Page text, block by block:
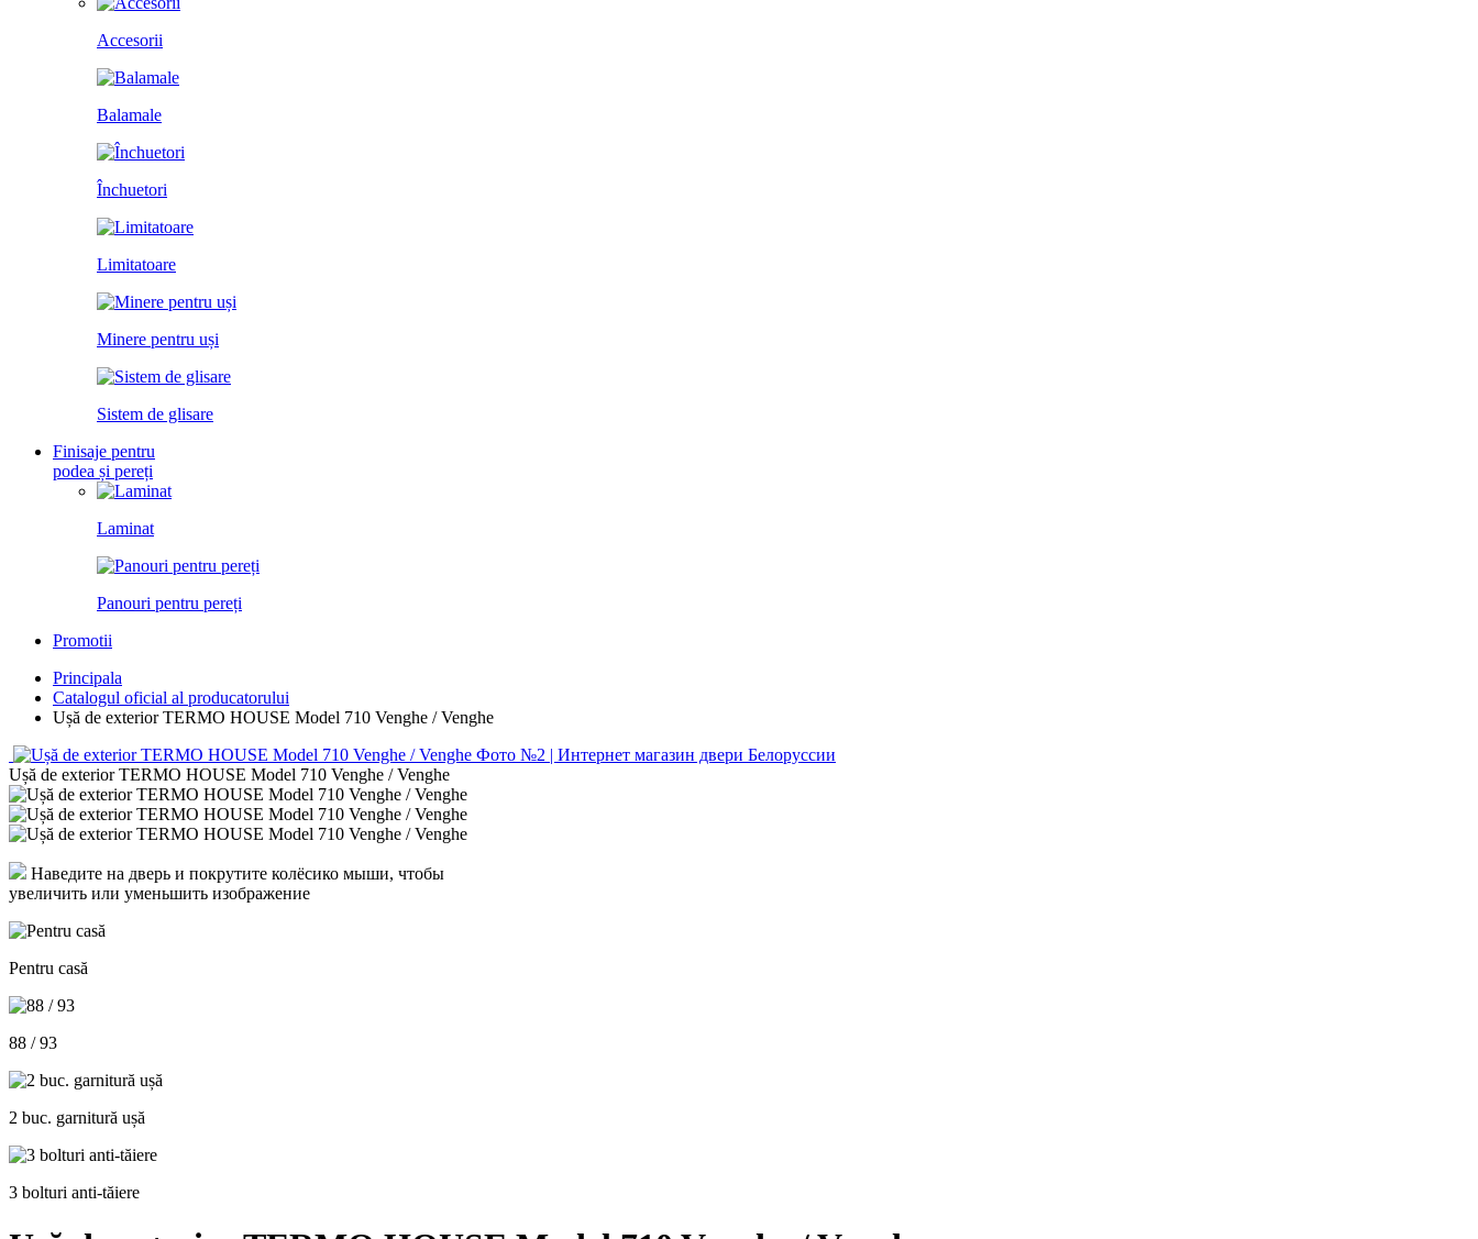
Accesorii
Balamale
Închuetori
Limitatoare
Minere pentru uși
Sistem de glisare
Finisaje pentru
podea și pereți
Laminat
Panouri pentru pereți
Promotii
Principala
Catalogul oficial al producatorului
Ușă de exterior TERMO HOUSE Model 710 Venghe / Venghe
Ușă de exterior TERMO HOUSE Model 710 Venghe / Venghe
Наведите на дверь и покрутите колёсико мыши, чтобы
увеличить или уменьшить изображение
Pentru casă
88 / 93
2 buc. garnitură ușă
3 bolturi anti-tăiere